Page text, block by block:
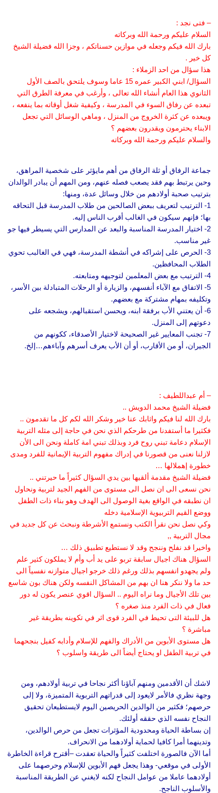
– فتى نجد :
السلام عليكم ورحمة الله وبركاته
بارك الله فيكم وجعله في موازين حسناتكم ، وجزا الله فضيلة الشيخ
كل خير .
هذا سؤال من احد الزملاء :
السؤال/ ابني الكبير عمره 15 عاما وسوف يلتحق بالصف الأول
الثانوي هذا العام أنشاء الله تعالى ، وأرغب في معرفة الطرق التي
تبعده عن رفاق السوء في المدرسة ، وكيفية شغل أوقاته بما ينفعه ،
ويبعده عن كثرة الخروج من المنزل ، وماهي الوسائل التي تجعل
الابناء يحترمون ويقدرون بعضهم ؟
والسلام عليكم ورحمة الله وبركاته
جماعة الرفاق أو ثلة الرفاق من أهم مايؤثر على شخصية المراهق،
وحين يرتبط بهم فقد يصعب فصله عنهم، ومن المهم أن يبادر الوالدان
بترتيب صحبة أولادهم من خلال وسائل عدة، ومنها:
1- الترتيب لتعريف ببعض الصالحين من طلاب المدرسة قبل التحاقه
بها؛ فإنهم سيكون في الغالب أقرب الناس إليه.
2- اختيار المدرسة المناسبة والبعد عن المدارس التي يسيطر فيها جو
غير مناسب.
3- الحرص على إشراكه في أنشطة المدرسة، فهي في الغالبب تحوي
الطلاب المحافظين.
4- الترتيب مع بعض المعلمين لتوجيهه ومتابعته.
5- الاتفاق مع الآباء أنفسهم، والزيارة أو الرحلات المتبادلة بين الأسر،
وتكليفه بمهام مشتركة مع بعضهم.
6- أن يعتني الأب برفقة ابنه، ويحسن استقبالهم، ويشجعه على
دعوتهم إلى المنزل.
7- تجنب المعايير غير الصحيحة لاختيار الأصدقاء، ككونهم من
الجيران، أو من الأقارب، أو أن الأب يعرف أسرهم وآباءهم…إلخ.
– أم عبداللطيف :
فضيلة الشيخ محمد الدويش ..
بارك الله لنا فيكم واثابك عنا خير وشكر الله لكم كل ما تقدمون ..
فكثيرا ما أستفدنا من طرحكم الذي نحن في حاجة إلى مثله التربية
الإسلام دعامة تبني روح فرد وبذلك تبني امة كاملة ونحن الى الأن
لازلنا نعنى من قصورنا في إدراك مفهوم التربية الإيمانية للفرد ومدى
خطورة إهملالها …
فضيلة الشيخ مقدمة ألقيها بين يدي السؤال كثيراً ما حيرتني ..
نحن نسعى الى ان نصل الى مستوى من الفهم الجيد لتربية ونحاول
ان نطبقه في الواقع بغية الوصول الى الهدف وهو بناء ذات الطفل
ووضع القيم التربيوية الإسلامية دخله
وكي نصل نحن نقرأ الكتب ونستمع الأشرطة ونبحث عن كل جديد في
مجال التربية ,,
واخيرا قد نفلح وننجح وقد لا نستطيع تطبيق ذلك …
السؤال هناك اجيال سابقة تربو على يد أب وأم لا يملكون كثير علم
ولم يجهدو انفسهم بذلك ورغم ذلك خرجو اجيال متوازنه نفسياً الى
حد ما ولا ننكر هنا ان بهم من المشاكل النفسه ولكن هناك بون شاسع
بين تلك الأجيال وما نراه اليوم .. السؤال اقوي عنصر يكون له دور
فعال في ذات الفرد منذ صغره ؟
هل للبيئة التى تحيط في الفرد قوى اثر في تكوينه بطريقة غير
مباشرة ؟
هل مستوى الأبوين من الأدراك والفهم للإسلام وأدابه كفيل بنجحهما
في تربية الطفل او يحتاج أيضاً الى طريقة واسلوب ؟
لاشك أن الأقدمين ومنهم آباؤنا أكثر نجاحا في تربية أولادهم، ومن
وجهة نظري فالأمر لايعود إلى قدراتهم التربوية المتميزة، ولا إلى
حرصهم؛ فكثير من الوالدين الحريصين اليوم لايستطيعان تحقيق
النجاح نفسه الذي حققه أولئك.
إن بساطة الحياة ومحدودية المؤثرات تجعل من حرص الوالدين،
وتدينهما أمرا كافيا لحماية أولادهما من الانحراف.
أما الآن فالصورة اختلفت كثيراً والحياة تعقدت –أقترح قراءة الخاطرة
الأولى في موقعي- وهذا يجعل فهم الأبوين للإسلام وحرصهما على
أولادهما عاملا من عوامل النجاح لكنه لايغني عن الطريقة المناسبة
والأسلوب الناجح.